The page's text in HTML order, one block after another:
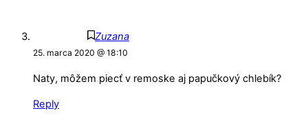
Zuzana
25. marca 2020 @ 18:10
Naty, môžem piecť v remoske aj papučkový chlebík?
Reply